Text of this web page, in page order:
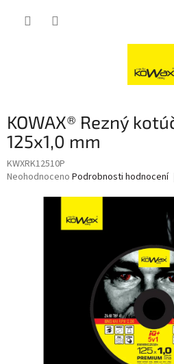
KOWAX® Rezný
125x1,0 mm
KWXRK12510P
Průměrné
Neohodnoceno Podrobnosti hodnocení